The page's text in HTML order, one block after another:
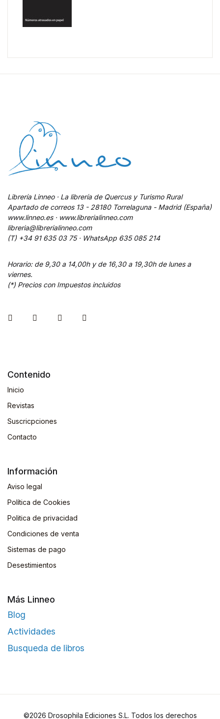
Librería Linneo · La librería de Quercus y Turismo Rural
Apartado de correos 13 - 28180 Torrelaguna - Madrid (España)
www.linneo.es · www.librerialinneo.com
libreria@librerialinneo.com
(T) +34 91 635 03 75 · WhatsApp 635 085 214
Horario: de 9,30 a 14,00h y de 16,30 a 19,30h de lunes a
viernes.
(*) Precios con Impuestos incluidos
Contenido
Inicio
Revistas
Suscricpciones
Contacto
Información
Aviso legal
Política de Cookies
Politica de privacidad
Condiciones de venta
Sistemas de pago
Desestimientos
Más Linneo
Blog
Actividades
Busqueda de libros
©2026 Drosophila Ediciones S.L. Todos los derechos